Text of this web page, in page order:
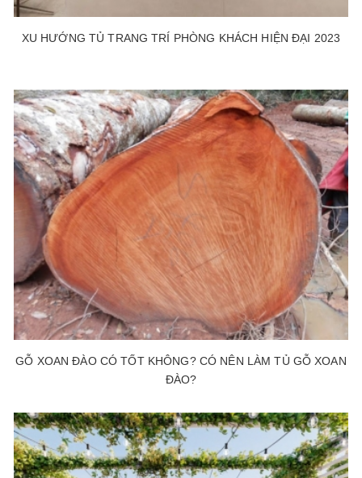
XU HƯỚNG TỦ TRANG TRÍ PHÒNG KHÁCH HIỆN ĐẠI 2023
GỖ XOAN ĐÀO CÓ TỐT KHÔNG? CÓ NÊN LÀM TỦ GỖ XOAN
ĐÀO?